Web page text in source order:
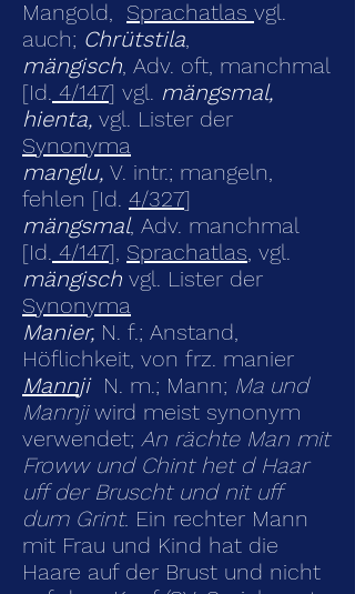
Mangold, Sprachatlas vgl.
auch; Chrütstila,
mängisch, Adv. oft, manchmal
[Id. 4/147] vgl. mängsmal,
hienta, vgl. Lister der
Synonyma
manglu, V. intr.; mangeln,
fehlen [Id. 4/327]
mängsmal, Adv. manchmal
[Id. 4/147], Sprachatlas, vgl.
mängisch vgl. Lister der
Synonyma
Manier, N. f.; Anstand,
Höflichkeit, von frz. manier
Mannji N. m.; Mann; Ma und
Mannjiwird meist synonym
verwendet; An rächte Man mit
Froww und Chint het d Haar
uff der Bruscht und nit uff
dum Grint. Ein rechter Mann
mit Frau und Kind hat die
Haare auf der Brust und nicht